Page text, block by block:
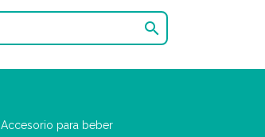

Accesorio para beber